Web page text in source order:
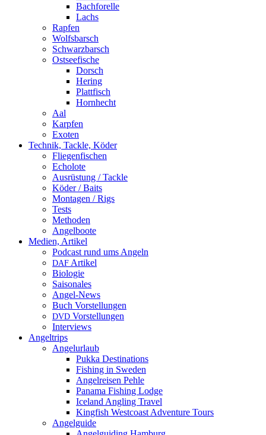
Bachforelle
Lachs
Rapfen
Wolfsbarsch
Schwarzbarsch
Ostseefische
Dorsch
Hering
Plattfisch
Hornhecht
Aal
Karpfen
Exoten
Technik, Tackle, Köder
Fliegenfischen
Echolote
Ausrüstung / Tackle
Köder / Baits
Montagen / Rigs
Tests
Methoden
Angelboote
Medien, Artikel
Podcast rund ums Angeln
DAF Artikel
Biologie
Saisonales
Angel-News
Buch Vorstellungen
DVD Vorstellungen
Interviews
Angeltrips
Angelurlaub
Pukka Destinations
Fishing in Sweden
Angelreisen Pehle
Panama Fishing Lodge
Iceland Angling Travel
Kingfish Westcoast Adventure Tours
Angelguide